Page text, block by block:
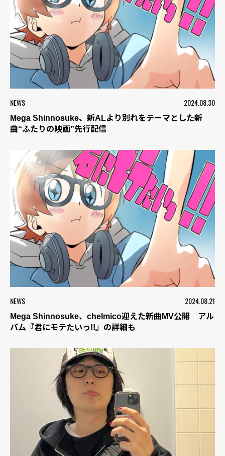
NEWS 2024.08.30
Mega Shinnosuke、新ALより別れをテーマとした新
曲“ふたりの映画”先行配信
NEWS 2024.08.21
Mega Shinnosuke、chelmico迎えた新曲MV公開 アル
バム『君にモテたいっ!!』の詳細も